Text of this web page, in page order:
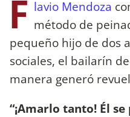
F lavio Mendoza
método de
pequeño hijo de dos
sociales, el bailarín
manera generó
“¡Amarlo tanto! Él